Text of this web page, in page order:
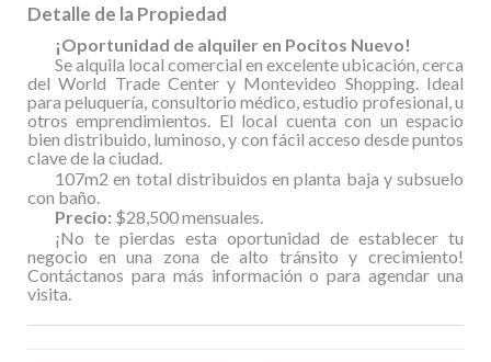
Detalle de la Propiedad
¡Oportunidad de alquiler en Pocitos Nuevo!
Se alquila local comercial en excelente ubicación, cerca
del World Trade Center y Montevideo Shopping. Ideal
para peluquería, consultorio médico, estudio profesional, u
otros emprendimientos. El local cuenta con un espacio
bien distribuido, luminoso, y con fácil acceso desde puntos
clave de la ciudad.
107m2 en total distribuidos en planta baja y subsuelo
con baño.
Precio: $28,500 mensuales.
¡No te pierdas esta oportunidad de establecer tu
negocio en una zona de alto tránsito y crecimiento!
Contáctanos para más información o para agendar una
visita.